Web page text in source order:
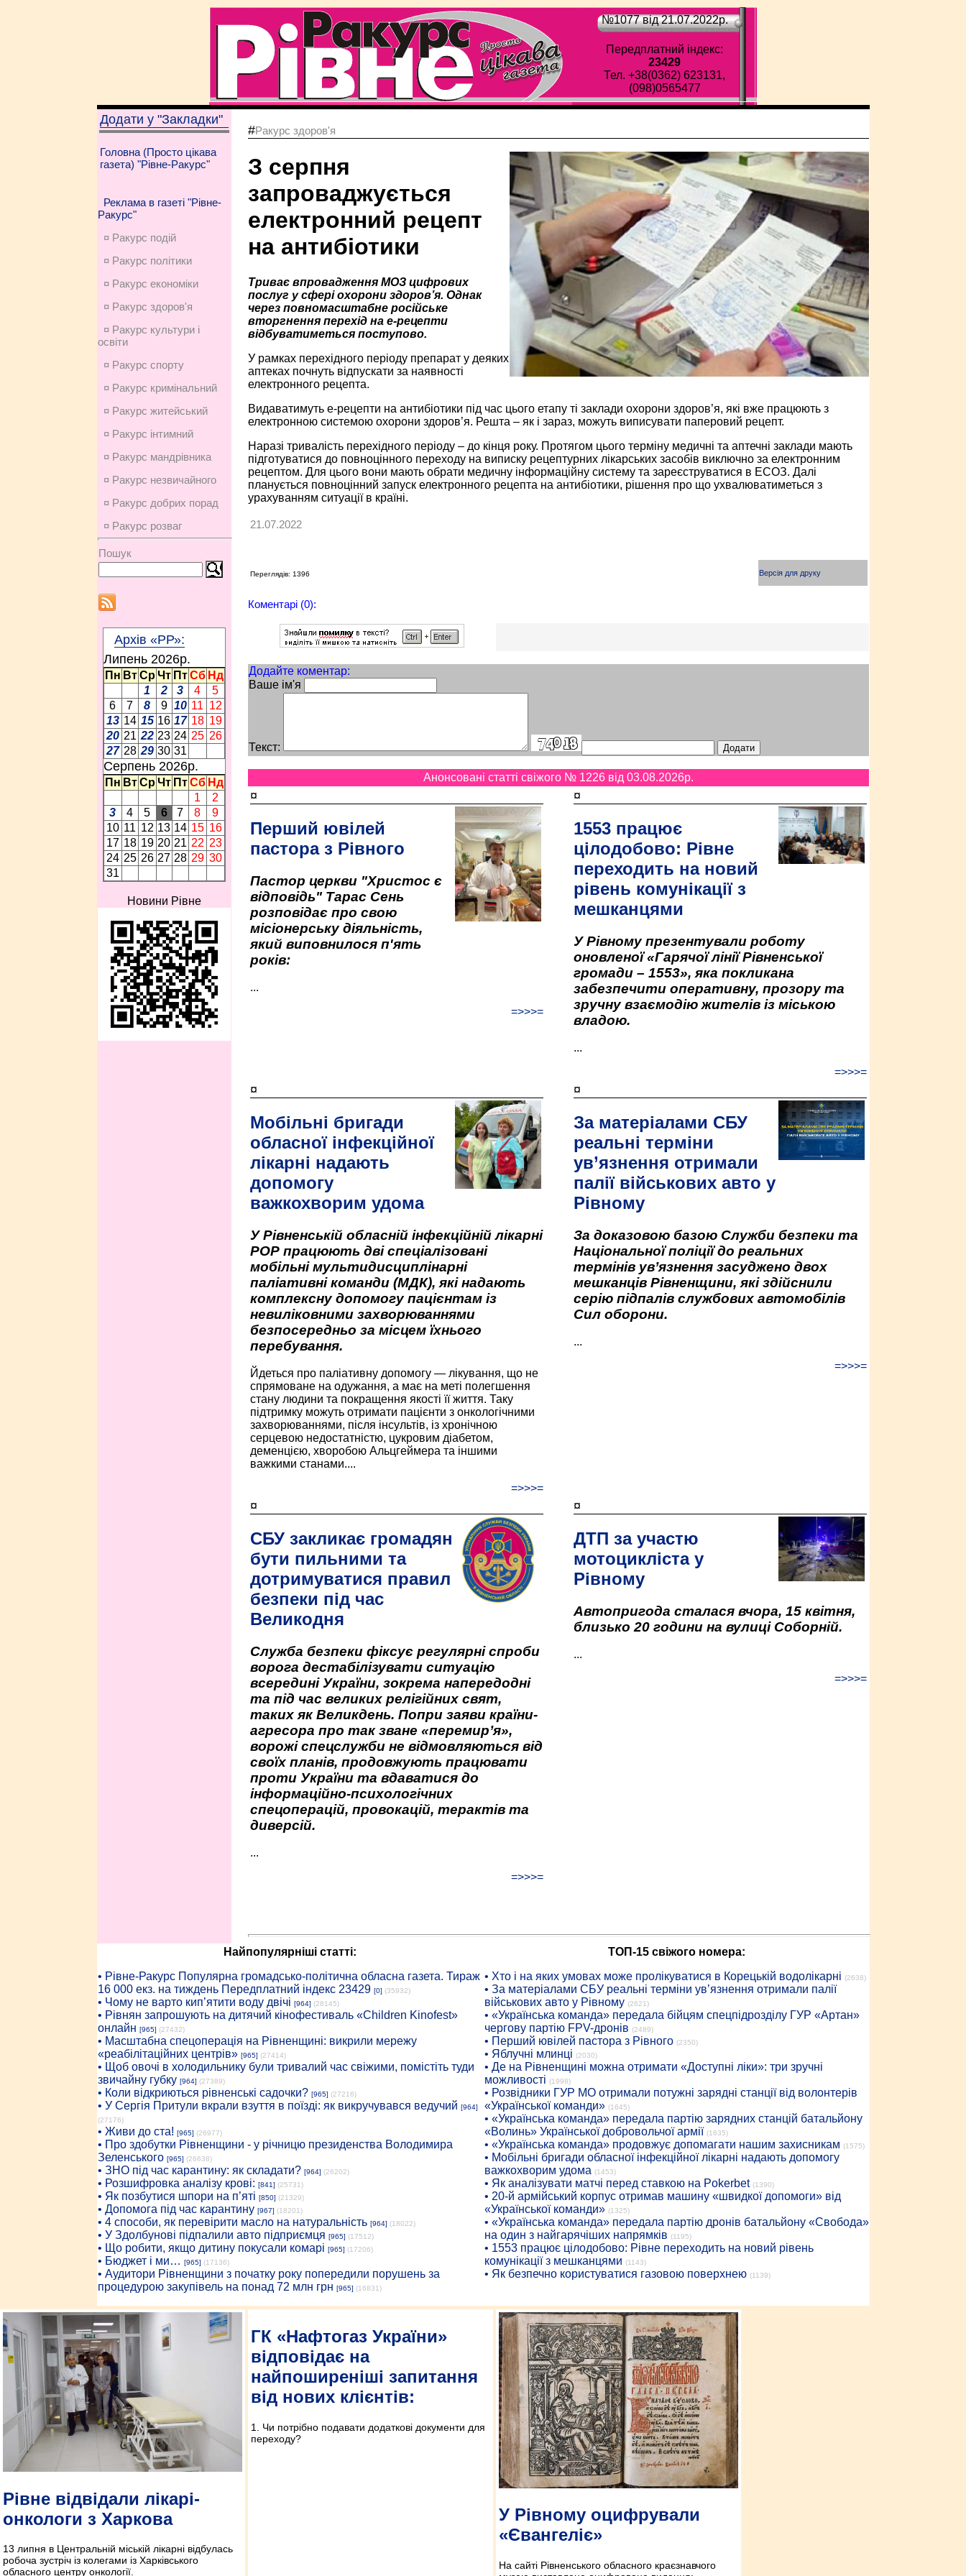
№1077 від 21.07.2022p.
Передплатний індекс:
23429
Тел. +38(0362) 623131,
(098)0565477
Додати у "Закладки"
Головна (Просто цікава
газета) "Рівне-Ракурс"
Реклама в газеті "Рівне-
Ракурс"
¤ Ракурс подій
¤ Ракурс політики
¤ Ракурс економiки
¤ Ракурс здоров'я
¤ Ракурс культури і
освіти
¤ Ракурс спорту
¤ Ракурс кримінальний
¤ Ракурс житейський
¤ Ракурс інтимний
¤ Ракурс мандрівника
¤ Ракурс незвичайного
¤ Ракурс добрих порад
¤ Ракурс розваг
Пошук
Архів «РР»:
Липень 2026p.
Пн Вт Ср Чт Пт Сб Нд
1
2 3 4
5
6
7 8 9 10 11 12
13 14 15 16 17 18 19
20 21 22 23 24 25 26
27 28 29 30 31
Серпень 2026p.
Пн Вт Ср Чт Пт Сб Нд
1
2
3
4 5 6 7 8
9
10 11 12 13 14 15 16
17 18 19 20 21 22 23
24 25 26 27 28 29 30
31
Новини Рівне
#Ракурс здоров'я
З серпня
запроваджується
електронний рецепт
на антибіотики
Триває впровадження МОЗ цифрових
послуг у сфері охорони здоров’я. Однак
через повномасштабне російське
вторгнення перехід на е-рецепти
відбуватиметься поступово.
У рамках перехідного періоду препарат у деяких
аптеках почнуть відпускати за наявності
електронного рецепта.
Видаватимуть е-рецепти на антибіотики під час цього етапу ті заклади охорони здоров’я, які вже працюють з
електронною системою охорони здоров’я. Решта – як і зараз, можуть виписувати паперовий рецепт.
Наразі тривалість перехідного періоду – до кінця року. Протягом цього терміну медичні та аптечні заклади мають
підготуватися до повноцінного переходу на виписку рецептурних лікарських засобів виключно за електронним
рецептом. Для цього вони мають обрати медичну інформаційну систему та зареєструватися в ЕСОЗ. Далі
планується повноцінний запуск електронного рецепта на антибіотики, рішення про що ухвалюватиметься з
урахуванням ситуації в країні.
21.07.2022
Переглядів: 1396 Версія для друку
Коментарі (0):
Додайте коментар:
Ваше ім'я
Текст:
Анонсовані статті свіжого № 1226 від 03.08.2026p.
¤
Перший ювілей
пастора з Рівного
Пастор церкви "Христос є
відповідь" Тарас Сень
розповідає про свою
місіонерську діяльність,
який виповнилося п'ять
років:
...
=>>>=
¤
1553 працює
цілодобово: Рівне
переходить на новий
рівень комунікації з
мешканцями
У Рівному презентували роботу
оновленої «Гарячої лінії Рівненської
громади – 1553», яка покликана
забезпечити оперативну, прозору та
зручну взаємодію жителів із міською
владою.
...
=>>>=
¤
Мобільні бригади
обласної інфекційної
лікарні надають
допомогу
важкохворим удома
У Рівненській обласній інфекційній лікарні
РОР працюють дві спеціалізовані
мобільні мультидисциплінарні
паліативні команди (МДК), які надають
комплексну допомогу пацієнтам із
невиліковними захворюваннями
безпосередньо за місцем їхнього
перебування.
Йдеться про паліативну допомогу — лікування, що не
спрямоване на одужання, а має на меті полегшення
стану людини та покращення якості її життя. Таку
підтримку можуть отримати пацієнти з онкологічними
захворюваннями, після інсультів, із хронічною
серцевою недостатністю, цукровим діабетом,
деменцією, хворобою Альцгеймера та іншими
важкими станами....
=>>>=
¤
За матеріалами СБУ
реальні терміни
ув’язнення отримали
палії військових авто у
Рівному
За доказовою базою Служби безпеки та
Національної поліції до реальних
термінів ув’язнення засуджено двох
мешканців Рівненщини, які здійснили
серію підпалів службових автомобілів
Сил оборони.
...
=>>>=
¤
СБУ закликає громадян
бути пильними та
дотримуватися правил
безпеки під час
Великодня
Служба безпеки фіксує регулярні спроби
ворога дестабілізувати ситуацію
всередині України, зокрема напередодні
та під час великих релігійних свят,
таких як Великдень. Попри заяви країни-
агресора про так зване «перемир’я»,
ворожі спецслужби не відмовляються від
своїх планів, продовжують працювати
проти України та вдаватися до
інформаційно-психологічних
спецоперацій, провокацій, терактів та
диверсій.
...
=>>>=
¤
ДТП за участю
мотоцикліста у
Рівному
Автопригода сталася вчора, 15 квітня,
близько 20 години на вулиці Соборній.
...
=>>>=
Найпопулярніші статті:
• Рiвне-Ракурс Популярна громадсько-політична обласна газета. Тираж
16 000 екз. на тиждень Передплатний індекс 23429 [0] (35932)
• Чому не варто кип’ятити воду двічі [964] (28145)
• Рівнян запрошують на дитячий кінофестиваль «Children Kinofest»
онлайн [965] (27432)
• Масштабна спецоперація на Рівненщині: викрили мережу
«реабілітаційних центрів» [965] (27414)
• Щоб овочі в холодильнику були тривалий час свіжими, помістіть туди
звичайну губку [964] (27389)
• Коли відкриються рівненські садочки? [965] (27216)
• У Сергія Притули вкрали взуття в поїзді: як викручувався ведучий [964]
(27176)
• Живи до ста! [965] (26977)
• Про здобутки Рівненщини - у річницю президенства Володимира
Зеленського [965] (26638)
• ЗНО під час карантину: як складати? [964] (26202)
• Розшифровка аналізу крові: [841] (25731)
• Як позбутися шпори на п’яті [850] (21329)
• Допомога під час карантину [967] (18201)
• 4 способи, як перевірити масло на натуральність [964] (18022)
• У Здолбунові підпалили авто підприємця [965] (17512)
• Що робити, якщо дитину покусали комарі [965] (17206)
• Бюджет і ми… [965] (17136)
• Аудитори Рівненщини з початку року попередили порушень за
процедурою закупівель на понад 72 млн грн [965] (16831)
ТОП-15 свіжого номера:
• Хто і на яких умовах може пролікуватися в Корецькій водолікарні (2638)
• За матеріалами СБУ реальні терміни ув’язнення отримали палії
військових авто у Рівному (2621)
• «Українська команда» передала бійцям спецпідрозділу ГУР «Артан»
чергову партію FPV-дронів (2489)
• Перший ювілей пастора з Рівного (2350)
• Яблучні млинці (2030)
• Де на Рівненщині можна отримати «Доступні ліки»: три зручні
можливості (1998)
• Розвідники ГУР МО отримали потужні зарядні станції від волонтерів
«Української команди» (1645)
• «Українська команда» передала партію зарядних станцій батальйону
«Волинь» Української добровольчої армії (1635)
• «Українська команда» продовжує допомагати нашим захисникам (1575)
• Мобільні бригади обласної інфекційної лікарні надають допомогу
важкохворим удома (1453)
• Як аналізувати матчі перед ставкою на Pokerbet (1390)
• 20-й армійський корпус отримав машину «швидкої допомоги» від
«Української команди» (1325)
• «Українська команда» передала партію дронів батальйону «Свобода»
на один з найгарячіших напрямків (1195)
• 1553 працює цілодобово: Рівне переходить на новий рівень
комунікації з мешканцями (1143)
• Як безпечно користуватися газовою поверхнею (1139)
Рівне відвідали лікарі-
онкологи з Харкова
13 липня в Центральній міській лікарні відбулась
робоча зустріч із колегами із Харківського
обласного центру онкології.
ГК «Нафтогаз України»
відповідає на
найпоширеніші запитання
від нових клієнтів:
1. Чи потрібно подавати додаткові документи для
переходу?
У Рівному оцифрували
«Євангеліє»
На сайті Рівненського обласного краєзнавчого